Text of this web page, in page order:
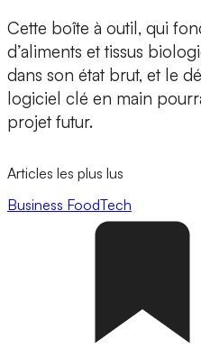
Cette boîte à outil, qui
d’aliments et tissus
dans son état brut, et le
logiciel clé en main
projet futur.
Articles les plus lus
Business FoodTech